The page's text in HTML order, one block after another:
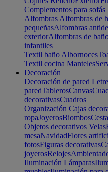
Complementos para sofás
Alfombras Alfombras de
pequeñasAlfombras
exteriorAlfombras de
infantiles
Textil baño Albornoces
Textil cocina Manteles
Decoración
Decoración de pared
paredTablerosCanvas
decorativasCuadros
Organización Cajas
ropaJoyerosBiombos
Objetos decorativos Velas
mesaNavidadFlores
fotosFiguras decorativas
joyerosRelojes
Iluminación Lámparas